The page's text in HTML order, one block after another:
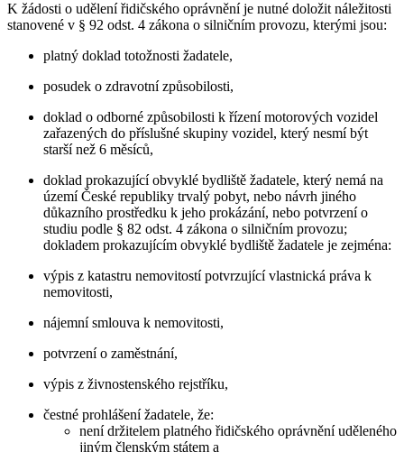
K žádosti o udělení řidičského oprávnění je nutné doložit náležitosti
stanovené v § 92 odst. 4 zákona o silničním provozu, kterými jsou:
platný doklad totožnosti žadatele,
posudek o zdravotní způsobilosti,
doklad o odborné způsobilosti k řízení motorových vozidel
zařazených do příslušné skupiny vozidel, který nesmí být
starší než 6 měsíců,
doklad prokazující obvyklé bydliště žadatele, který nemá na
území České republiky trvalý pobyt, nebo návrh jiného
důkazního prostředku k jeho prokázání, nebo potvrzení o
studiu podle § 82 odst. 4 zákona o silničním provozu;
dokladem prokazujícím obvyklé bydliště žadatele je zejména:
výpis z katastru nemovitostí potvrzující vlastnická práva k
nemovitosti,
nájemní smlouva k nemovitosti,
potvrzení o zaměstnání,
výpis z živnostenského rejstříku,
čestné prohlášení žadatele, že:
není držitelem platného řidičského oprávnění uděleného
jiným členským státem a